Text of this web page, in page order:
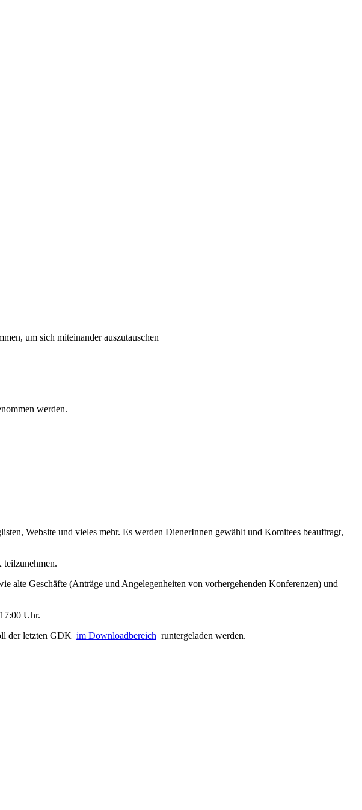
um sich miteinander auszutauschen
werden.
Website und vieles mehr. Es werden DienerInnen gewählt und Komitees beauftragt,
teilzunehmen.
alte Geschäfte (Anträge und Angelegenheiten von vorhergehenden Konferenzen) und
Uhr.
der letzten GDK im Downloadbereich runtergeladen werden.